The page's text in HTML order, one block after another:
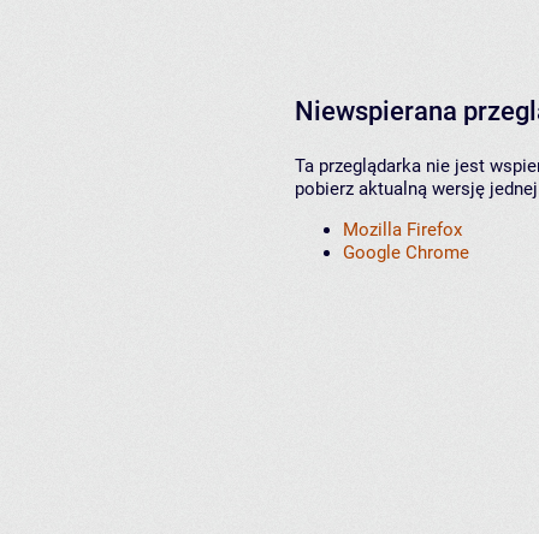
Niewspierana
Ta przeglądarka nie jest
pobierz aktualną wersję
Mozilla Firefox
Google Chrome